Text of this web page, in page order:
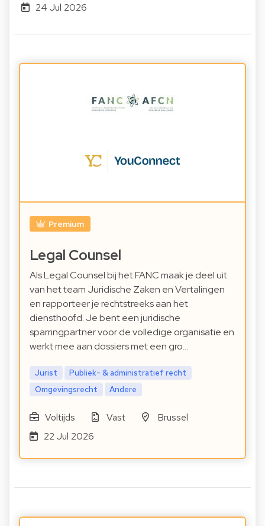
24 Jul 2026
Premium
Legal Counsel
Als Legal Counsel bij het FANC maak je deel uit
van het team Juridische Zaken en Vertalingen
en rapporteer je rechtstreeks aan het
diensthoofd. Je bent een juridische
sparringpartner voor de volledige organisatie en
werkt mee aan dossiers met een gro…
Jurist
Publiek- & administratief recht
Omgevingsrecht
Andere
Voltijds Vast
Brussel
22 Jul 2026